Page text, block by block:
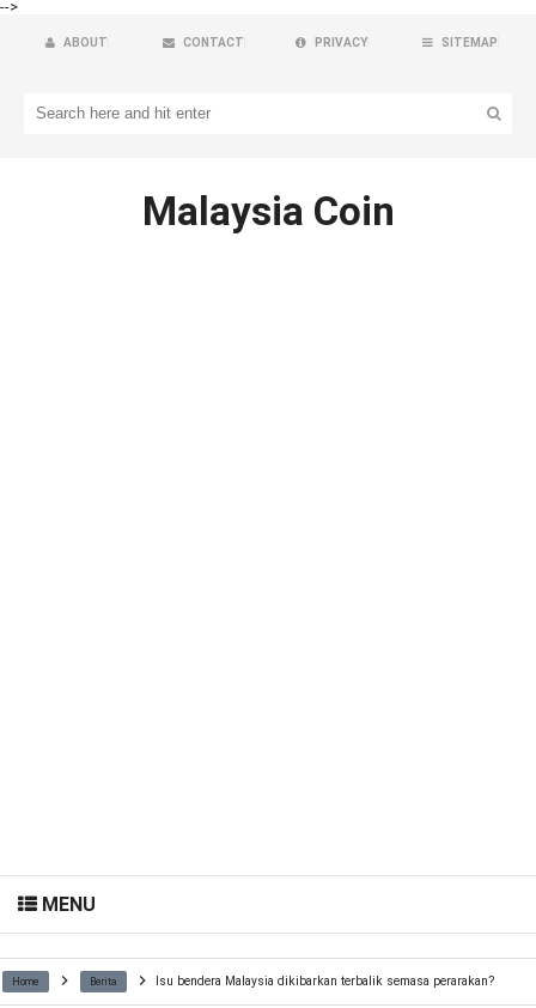
-->
ABOUT CONTACT PRIVACY SITEMAP
Malaysia Coin
MENU
Home Berita Isu bendera Malaysia dikibarkan terbalik semasa perarakan?